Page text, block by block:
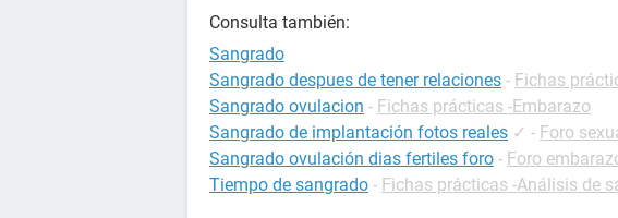
Consulta también:
Sangrado
Sangrado despues de tener relaciones - Fichas
Sangrado ovulacion - Fichas prácticas -Embarazo
Sangrado de implantación fotos reales ✓ - Foro
Sangrado ovulación dias fertiles foro - Foro
Tiempo de sangrado - Fichas prácticas -Análisis de